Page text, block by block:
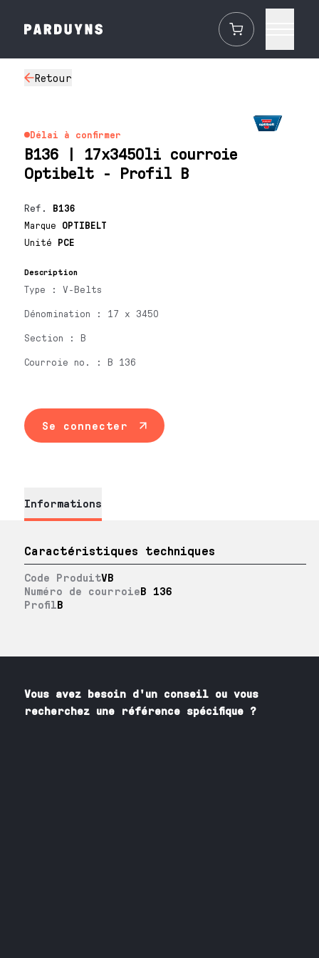
Retour
Délai à confirmer
B136 | 17x3450li courroie
Optibelt - Profil B
Ref. B136
Marque OPTIBELT
Unité PCE
Description
Type : V-Belts
Dénomination : 17 x 3450
Section : B
Courroie no. : B 136
Se connecter
Informations
Caractéristiques techniques
Code ProduitVB
Numéro de courroieB 136
ProfilB
Vous avez besoin d'un conseil ou vous
recherchez une référence spécifique ?